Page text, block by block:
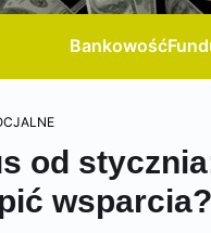
Bankowość
od
wsparcia?